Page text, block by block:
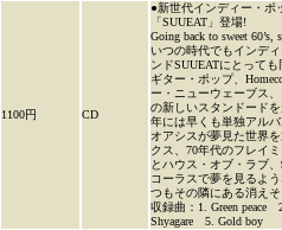
1100円 CD
●新世代インディー・ポ
「SUUEAT」登場!
Going back to sweet 60’s,
いつの時代でもインデ
ンドSUUEATにとって
ギター・ポップ、
ー・ニューウェーブス
の新しいスタンドード
年には早くも単独アル
オアシスが夢見た世界
クス、70年代のフレイ
とハウス・オブ・ラブ
コーラスで夢を見るよ
つもその隣にある消え
収録曲：1. Green peace
Shyagare 5. Gold boy